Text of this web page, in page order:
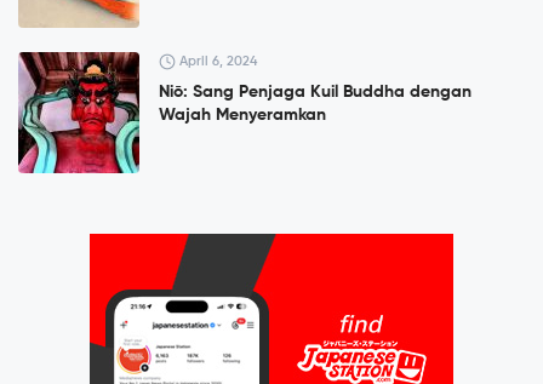
April 6, 2024
Niō: Sang Penjaga Kuil Buddha dengan
Wajah Menyeramkan